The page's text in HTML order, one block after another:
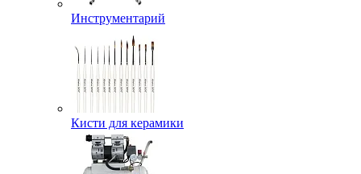
Инструментарий
Кисти для керамики